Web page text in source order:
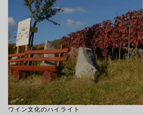
ワイン文化のハイライト